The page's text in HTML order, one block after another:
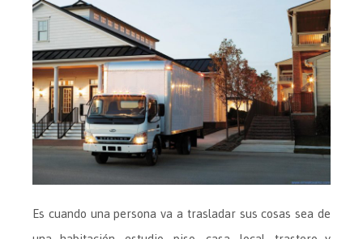
Es cuando una persona va a trasladar sus cosas sea de